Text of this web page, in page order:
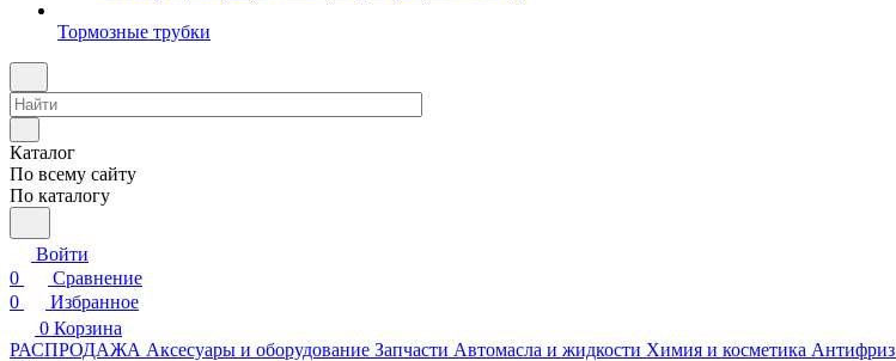
Тормозные трубки
Каталог
По всему сайту
По каталогу
Войти
0
Сравнение
0
Избранное
0 Корзина
РАСПРОДАЖА Аксесуары и оборудование Запчасти Автомасла и жидкости Химия и косметика Антифриз